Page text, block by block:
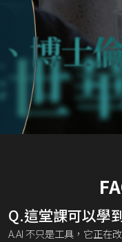
倫、
Q.這堂課可以學
A.AI 不只是工具，它正在